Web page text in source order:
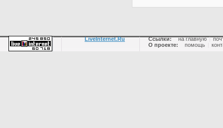
LiveInternet.Ru Ссылки: на главную |
О проекте:
помощь